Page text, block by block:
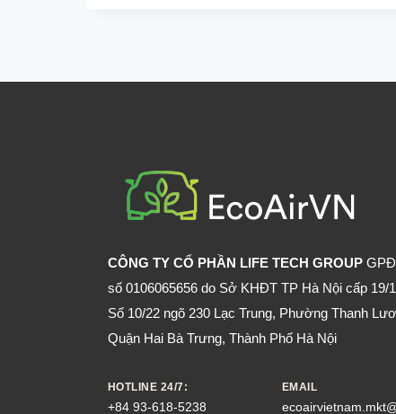
KHỎI
CÔNG TY CỔ PHẦN LIFE TECH GROUP
số 0106065656 do Sở KHĐT TP Hà Nội cấp 19/
Số 10/22 ngõ 230 Lạc Trung, Phường Thanh
Quận Hai Bà Trưng, Thành Phố Hà Nội
HOTLINE 24/7:
+84 93-618-5238
EMAIL